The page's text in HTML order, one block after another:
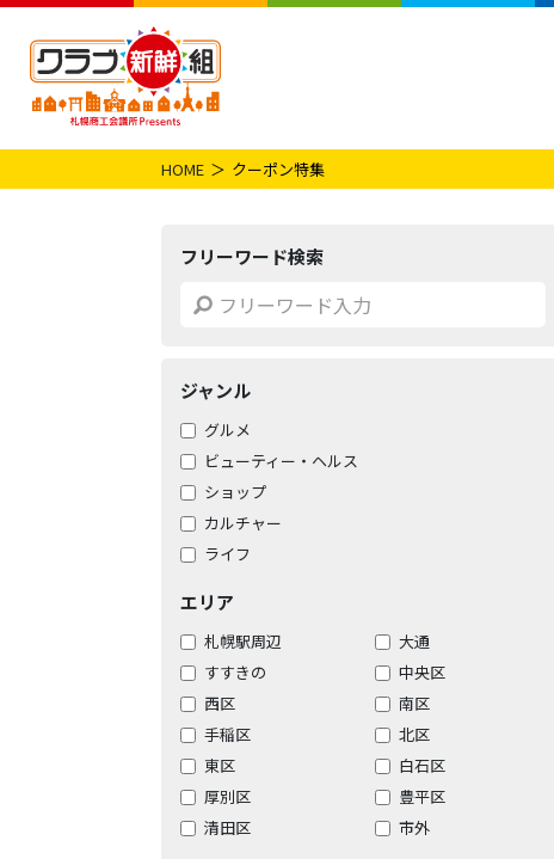
HOME クーポン特集
フリーワード検索
ジャンル
グルメ
ビューティー・ヘルス
ショップ
カルチャー
ライフ
エリア
札幌駅周辺
大通
すすきの
中央区
西区
南区
手稲区
北区
東区
白石区
厚別区
豊平区
清田区
市外